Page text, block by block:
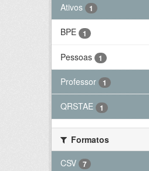
Ativos 1
BPE 1
Pessoas 1
Professor 1
QRSTAE 1
Formatos
CSV
7